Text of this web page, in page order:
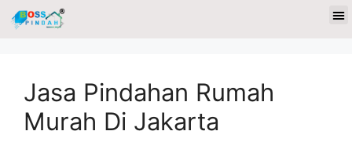
Jasa Pindahan Rumah
Murah Di Jakarta